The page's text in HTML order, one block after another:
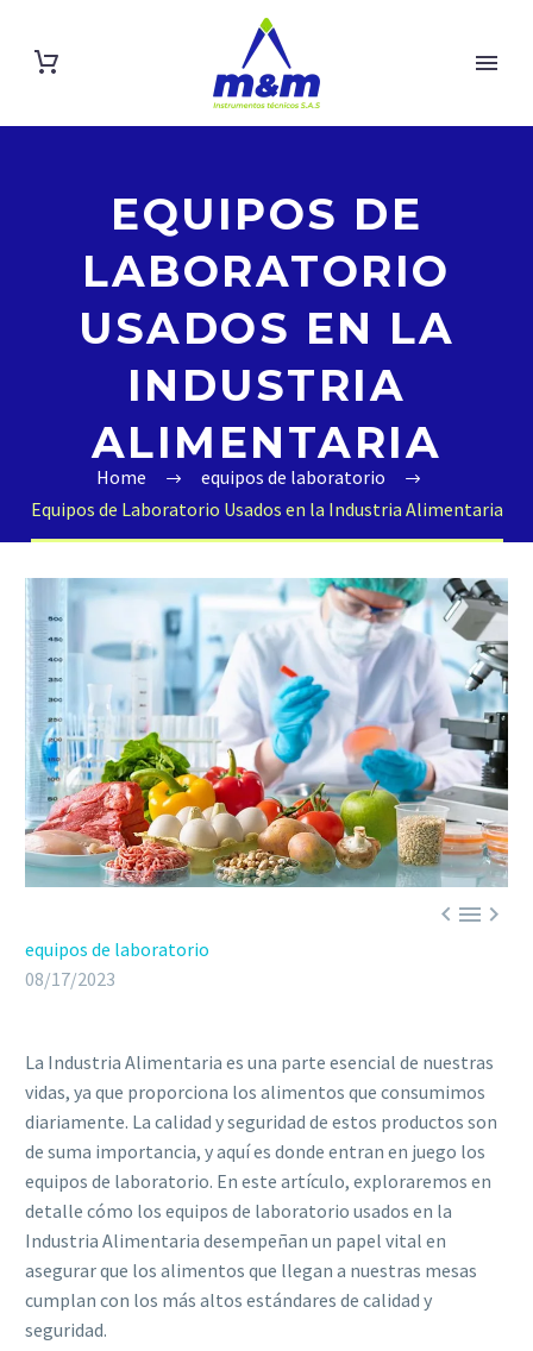
EQUIPOS DE
LABORATORIO
USADOS EN LA
INDUSTRIA
ALIMENTARIA
Home
equipos de laboratorio
Equipos de Laboratorio Usados en la Industria Alimentaria

equipos de laboratorio
08/17/2023
La Industria Alimentaria es una parte esencial de nuestras
vidas, ya que proporciona los alimentos que consumimos
diariamente. La calidad y seguridad de estos productos son
de suma importancia, y aquí es donde entran en juego los
equipos de laboratorio. En este artículo, exploraremos en
detalle cómo los equipos de laboratorio usados en la
Industria Alimentaria desempeñan un papel vital en
asegurar que los alimentos que llegan a nuestras mesas
cumplan con los más altos estándares de calidad y
seguridad.